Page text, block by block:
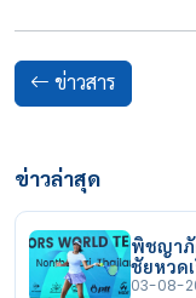
ข่าวสาร
ข่าวล่าสุด
พิชญาภั
ชัยหวด
03-08-